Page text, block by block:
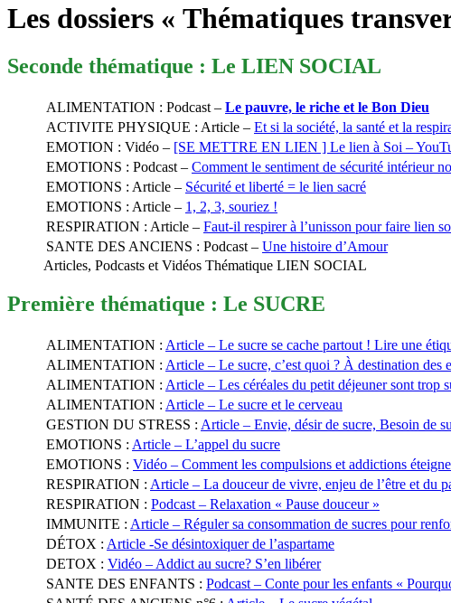
Les dossiers « Thématiques
Seconde thématique : Le LIEN SOCIAL
ALIMENTATION : Podcast – Le pauvre, le riche et le Bon Dieu
ACTIVITE PHYSIQUE : Article – Et si la société, la santé et la
EMOTION : Vidéo – [SE METTRE EN LIEN ] Le lien à Soi –
EMOTIONS : Podcast – Comment le sentiment de sécurité intérieur
EMOTIONS : Article – Sécurité et liberté = le lien sacré
EMOTIONS : Article – 1, 2, 3, souriez !
RESPIRATION : Article – Faut-il respirer à l’unisson pour faire lien
SANTE DES ANCIENS : Podcast – Une histoire d’Amour
Articles, Podcasts et Vidéos Thématique LIEN SOCIAL
Première thématique : Le SUCRE
ALIMENTATION : Article – Le sucre se cache partout ! Lire une
ALIMENTATION : Article – Le sucre, c’est quoi ? À destination des
ALIMENTATION : Article – Les céréales du petit déjeuner sont trop
ALIMENTATION : Article – Le sucre et le cerveau
GESTION DU STRESS : Article – Envie, désir de sucre, Besoin de
EMOTIONS : Article – L’appel du sucre
EMOTIONS : Vidéo – Comment les compulsions et addictions
RESPIRATION : Article – La douceur de vivre, enjeu de l’être et du
RESPIRATION : Podcast – Relaxation « Pause douceur »
IMMUNITE : Article – Réguler sa consommation de sucres pour
DÉTOX : Article -Se désintoxiquer de l’aspartame
DETOX : Vidéo – Addict au sucre? S’en libérer
SANTE DES ENFANTS : Podcast – Conte pour les enfants «